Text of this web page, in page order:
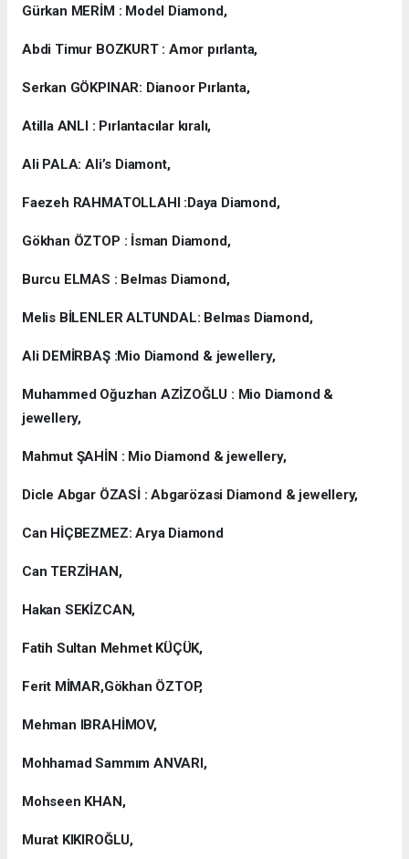
Gürkan MERİM : Model Diamond,
Abdi Timur BOZKURT : Amor pırlanta,
Serkan GÖKPINAR: Dianoor Pırlanta,
Atilla ANLI : Pırlantacılar kıralı,
Ali PALA: Ali’s Diamont,
Faezeh RAHMATOLLAHI :Daya Diamond,
Gökhan ÖZTOP : İsman Diamond,
Burcu ELMAS : Belmas Diamond,
Melis BİLENLER ALTUNDAL: Belmas Diamond,
Ali DEMİRBAŞ :Mio Diamond & jewellery,
Muhammed Oğuzhan AZİZOĞLU : Mio Diamond &
jewellery,
Mahmut ŞAHİN : Mio Diamond & jewellery,
Dicle Abgar ÖZASİ : Abgarözasi Diamond & jewellery,
Can HİÇBEZMEZ: Arya Diamond
Can TERZİHAN,
Hakan SEKİZCAN,
Fatih Sultan Mehmet KÜÇÜK,
Ferit MİMAR,Gökhan ÖZTOP,
Mehman IBRAHİMOV,
Mohhamad Sammım ANVARI,
Mohseen KHAN,
Murat KIKIROĞLU,